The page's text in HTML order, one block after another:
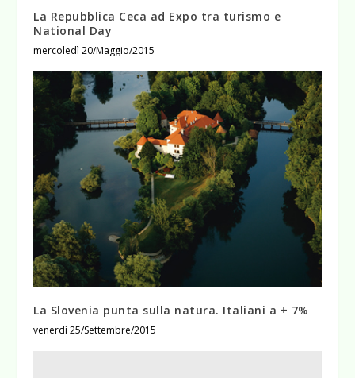
La Repubblica Ceca ad Expo tra turismo e
National Day
mercoledì 20/Maggio/2015
La Slovenia punta sulla natura. Italiani a + 7%
venerdì 25/Settembre/2015